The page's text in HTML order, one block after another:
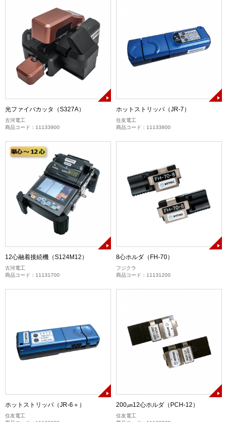
光ファイバカッタ（S327A）
古河電工
商品コード：11133900
ホットストリッパ（JR-7）
住友電工
商品コード：11133800
12心融着接続機（S124M12）
古河電工
商品コード：11131700
8心ホルダ（FH-70）
フジクラ
商品コード：11131200
ホットストリッパ（JR-6＋）
住友電工
200㎛12心ホルダ（PCH-12）
住友電工